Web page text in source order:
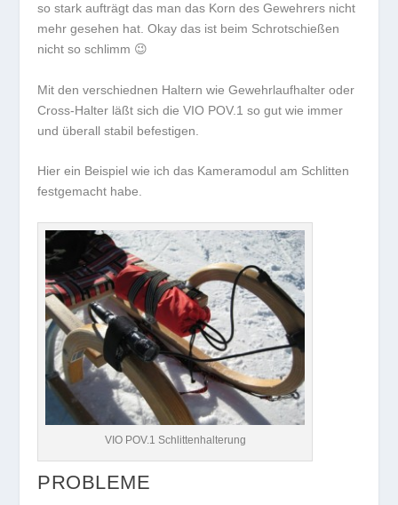
so stark aufträgt das man das Korn des Gewehrers nicht
mehr gesehen hat. Okay das ist beim Schrotschießen
nicht so schlimm 😉
Mit den verschiednen Haltern wie Gewehrlaufhalter oder
Cross-Halter läßt sich die VIO POV.1 so gut wie immer
und überall stabil befestigen.
Hier ein Beispiel wie ich das Kameramodul am Schlitten
festgemacht habe.
VIO POV.1 Schlittenhalterung
PROBLEME